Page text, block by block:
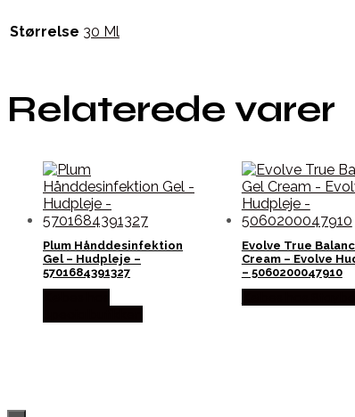
Størrelse 30 Ml
Relaterede varer
Plum Hånddesinfektion
Gel – Hudpleje –
5701684391327
Evolve True
Cream – Evolve
– 5060200047910